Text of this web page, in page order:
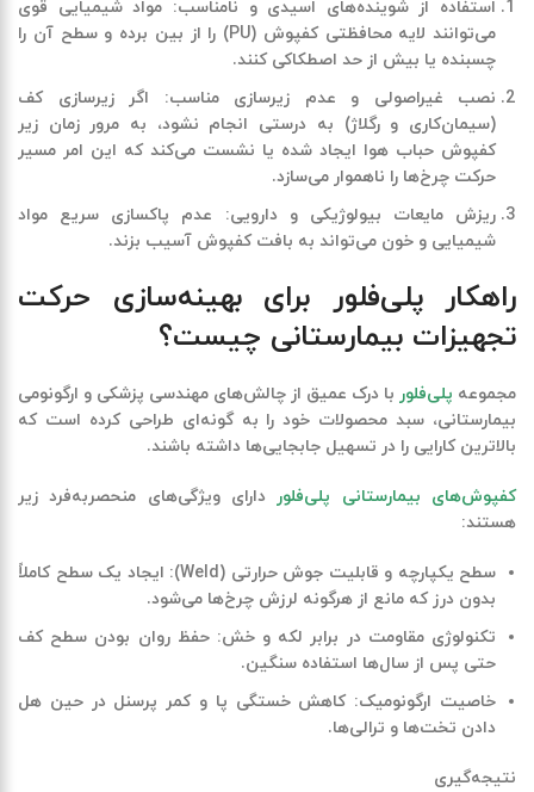
استفاده از شوینده‌های اسیدی و نامناسب: مواد شیمیایی قوی
می‌توانند لایه محافظتی کفپوش (PU) را از بین برده و سطح آن را
چسبنده یا بیش از حد اصطکاکی کنند.
نصب غیراصولی و عدم زیرسازی مناسب: اگر زیرسازی کف
(سیمان‌کاری و رگلاژ) به درستی انجام نشود، به مرور زمان زیر
کفپوش حباب هوا ایجاد شده یا نشست می‌کند که این امر مسیر
حرکت چرخ‌ها را ناهموار می‌سازد.
ریزش مایعات بیولوژیکی و دارویی: عدم پاکسازی سریع مواد
شیمیایی و خون می‌تواند به بافت کفپوش آسیب بزند.
راهکار پلی‌فلور برای بهینه‌سازی حرکت
تجهیزات بیمارستانی چیست؟
مجموعه پلی‌فلور با درک عمیق از چالش‌های مهندسی پزشکی و ارگونومی
بیمارستانی، سبد محصولات خود را به گونه‌ای طراحی کرده است که
بالاترین کارایی را در تسهیل جابجایی‌ها داشته باشند.
کفپوش‌های بیمارستانی پلی‌فلور
دارای ویژگی‌های منحصربه‌فرد زیر
هستند:
سطح یکپارچه و قابلیت جوش حرارتی (Weld):
ایجاد یک سطح کاملاً
بدون درز که مانع از هرگونه لرزش چرخ‌ها می‌شود.
تکنولوژی مقاومت در برابر لکه و خش: حفظ روان بودن سطح کف
حتی پس از سال‌ها استفاده سنگین.
خاصیت ارگونومیک: کاهش خستگی پا و کمر پرسنل در حین هل
دادن تخت‌ها و ترالی‌ها.
نتیجه‌گیری